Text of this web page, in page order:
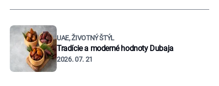
UAE, ŽIVOTNÝ ŠTÝL
Tradície a moderné hodnoty Dubaja
2026. 07. 21